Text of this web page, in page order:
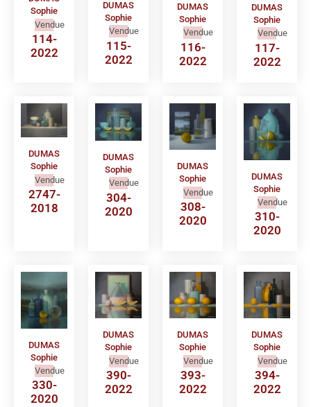
Sophie
Vendue
114-
2022
DUMAS
Sophie
Vendue
115-
2022
DUMAS
Sophie
Vendue
116-
2022
DUMAS
Sophie
Vendue
117-
2022
DUMAS
Sophie
Vendue
2747-
2018
DUMAS
Sophie
Vendue
304-
2020
DUMAS
Sophie
Vendue
308-
2020
DUMAS
Sophie
Vendue
310-
2020
DUMAS
Sophie
Vendue
330-
2020
DUMAS
Sophie
Vendue
390-
2022
DUMAS
Sophie
Vendue
393-
2022
DUMAS
Sophie
Vendue
394-
2022